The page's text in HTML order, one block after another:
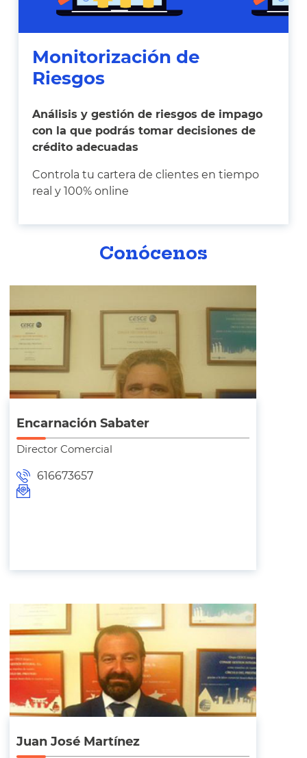
Monitorización de
Riesgos
Análisis y gestión de riesgos de impago
con la que podrás tomar decisiones de
crédito adecuadas
Controla tu cartera de clientes en tiempo
real y 100% online
Conócenos
Encarnación Sabater
Director Comercial
616673657
Juan José Martínez